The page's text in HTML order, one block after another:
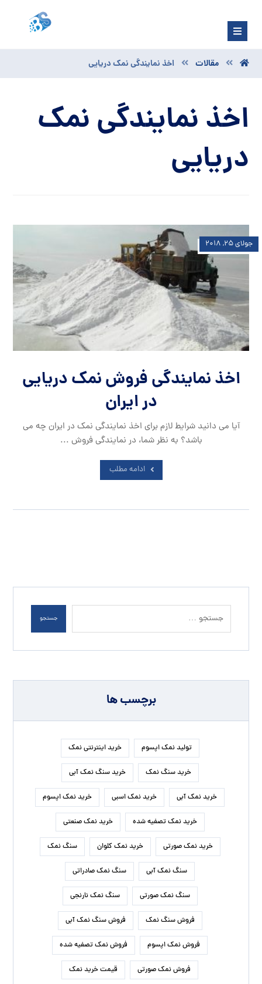
مقالات اخذ نمایندگی نمک دریایی
اخذ نمایندگی نمک
دریایی
اخذ نمایندگی فروش نمک دریایی
در ایران
جولای ۲۵, ۲۰۱۸
آیا می دانید شرایط لازم برای اخذ نمایندگی نمک در ایران چه می
باشد؟ به نظر شما، در نمایندگی فروش ...
ادامه مطلب
جستجو
برچسب ها
تولید نمک اپسوم خرید اینترنتی نمک
خرید سنگ نمک خرید سنگ نمک آبی
خرید نمک آبی خرید نمک اسبی خرید نمک اپسوم
خرید نمک تصفیه شده خرید نمک صنعتی
خرید نمک صورتی خرید نمک کلوان سنگ نمک
سنگ نمک آبی سنگ نمک صادراتی
سنگ نمک صورتی سنگ نمک نارنجی
فروش سنگ نمک فروش سنگ نمک آبی
فروش نمک اپسوم فروش نمک تصفیه شده
فروش نمک صورتی قیمت خرید نمک